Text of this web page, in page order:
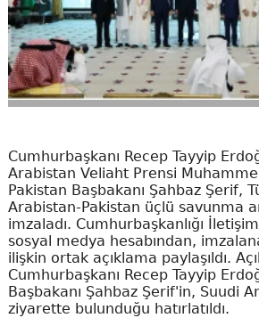
Cumhurbaşkanı Recep Tayyip
Arabistan Veliaht Prensi
Pakistan Başbakanı Şahbaz Şerif,
Arabistan-Pakistan üçlü savunma
imzaladı. Cumhurbaşkanlığı İletişim
sosyal medya hesabından,
ilişkin ortak açıklama paylaşıldı.
Cumhurbaşkanı Recep Tayyip
Başbakanı Şahbaz Şerif'in, Suudi
ziyarette bulunduğu hatırlatıldı.